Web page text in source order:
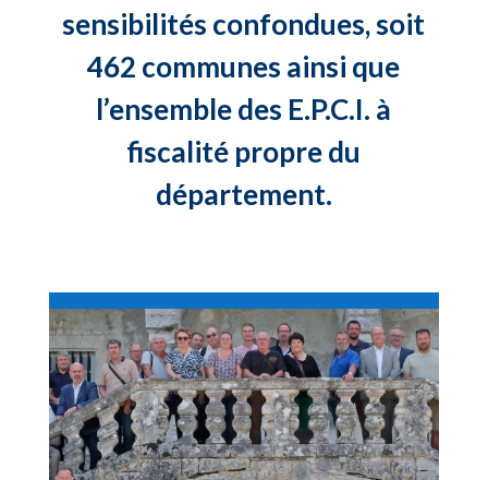
sensibilités confondues, soit
462 communes ainsi que
l’ensemble des E.P.C.I. à
fiscalité propre du
département.